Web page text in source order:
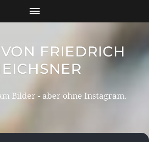
FRIEDRICH
Bilder - aber ohne Instagram.